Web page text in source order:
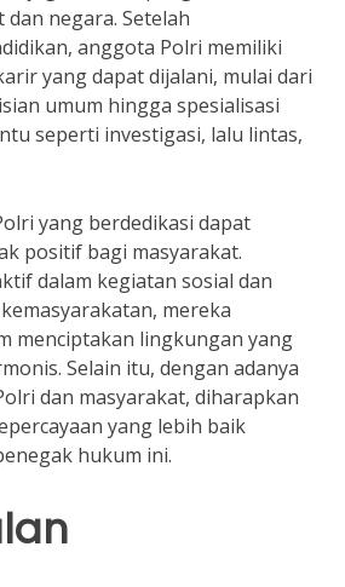
negara. Setelah
anggota Polri memiliki
yang dapat dijalani, mulai dari
umum hingga spesialisasi
seperti investigasi, lalu lintas,
yang berdedikasi dapat
positif bagi masyarakat.
dalam kegiatan sosial dan
mereka
menciptakan lingkungan yang
Selain itu, dengan adanya
dan masyarakat, diharapkan
yang lebih baik
hukum ini.